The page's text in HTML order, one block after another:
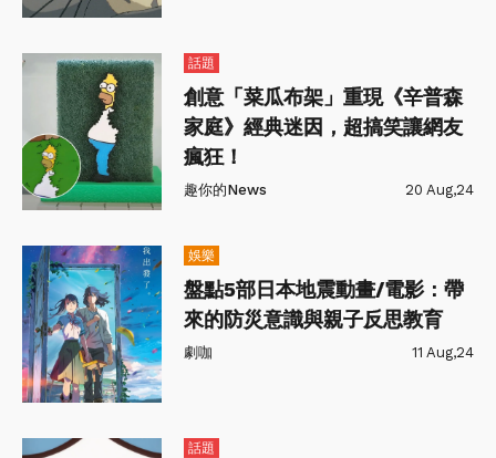
話題
創意「菜瓜布架」重現《辛普森
家庭》經典迷因，超搞笑讓網友
瘋狂！
趣你的News 20 Aug,24
娛樂
盤點5部日本地震動畫/電影：帶
來的防災意識與親子反思教育
劇咖 11 Aug,24
話題